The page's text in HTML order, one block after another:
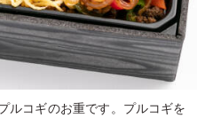
ルコギのお重です。プルコギを